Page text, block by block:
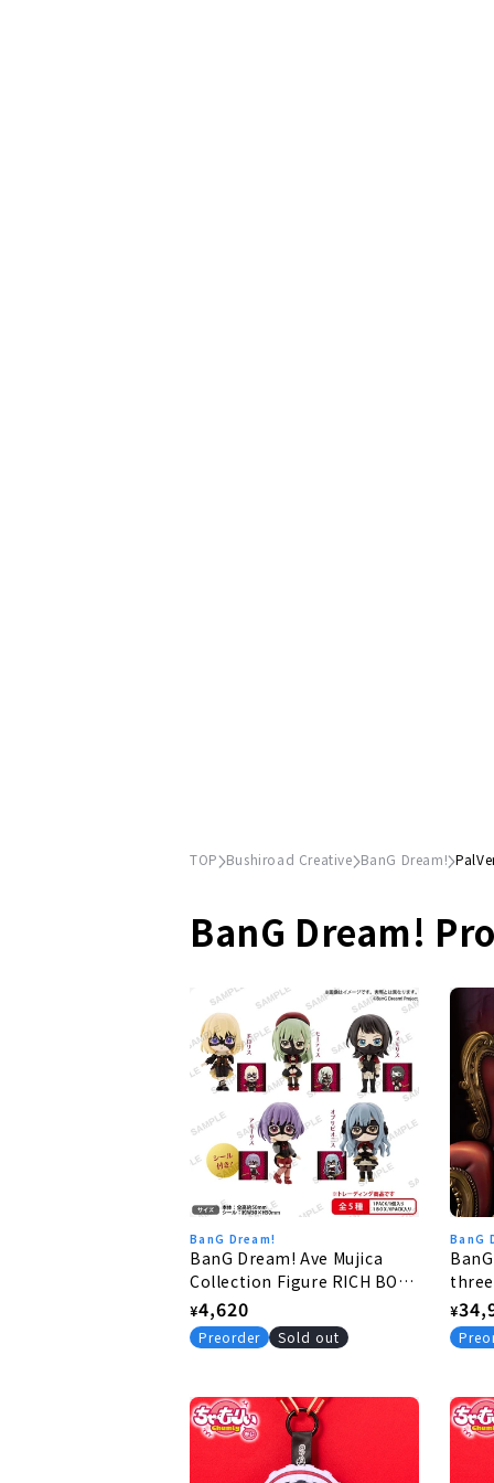
TOP Bushiroad Creative BanG Dream!
BanG Dream!
BanG Dream!
BanG Dream! Ave Mujica
Collection Figure RICH BOX
Ver. 6 pieces BOX
Regular
price
¥4,620
Preorder Sold out
BanG
¥